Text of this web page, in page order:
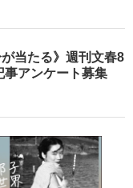
当たる》週刊文春8
事アンケート募集